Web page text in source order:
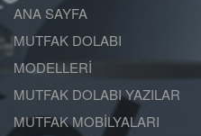
ANA SAYFA
MUTFAK DOLABI
MODELLERİ
MUTFAK DOLABI YAZILAR
MUTFAK MOBİLYALARI